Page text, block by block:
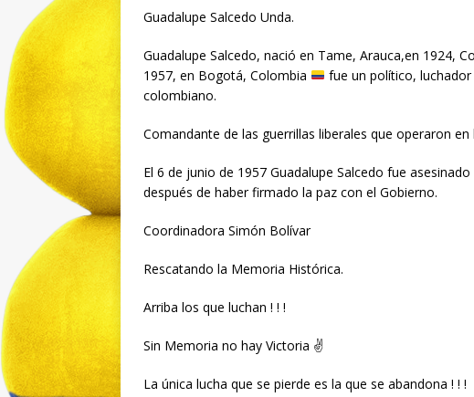
Guadalupe Salcedo Unda.
Guadalupe Salcedo, nació en Tame, Arauca,en 1924,
1957, en Bogotá, Colombia
fue un político,
colombiano.
Comandante de las guerrillas liberales que operaron
El 6 de junio de 1957 Guadalupe Salcedo fue
después de haber firmado la paz con el Gobierno.
Coordinadora Simón Bolívar
Rescatando la Memoria Histórica.
Arriba los que luchan ! ! !
Sin Memoria no hay Victoria ✌️
La única lucha que se pierde es la que se abandona ! ! !